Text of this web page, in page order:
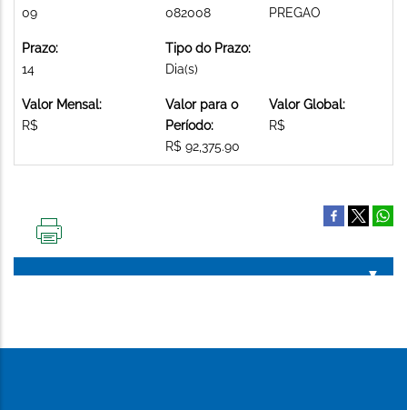
09
082008
PREGAO
Prazo:
14
Tipo do Prazo:
Dia(s)
Valor Mensal:
R$
Valor para o
Período:
R$ 92,375.90
Valor Global:
R$
PÁGINA